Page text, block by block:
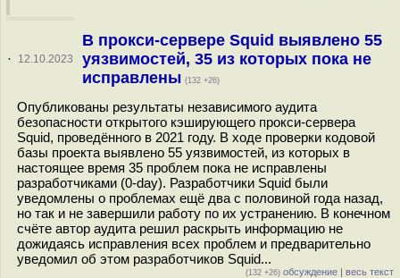
· 12.10.2023
В прокси-сервере Squid выявлено 55
уязвимостей, 35 из которых пока не
исправлены (132 +26)
Опубликованы результаты независимого аудита
безопасности открытого кэширующего прокси-сервера
Squid, проведённого в 2021 году. В ходе проверки кодовой
базы проекта выявлено 55 уязвимостей, из которых в
настоящее время 35 проблем пока не исправлены
разработчиками (0-day). Разработчики Squid были
уведомлены о проблемах ещё два с половиной года назад,
но так и не завершили работу по их устранению. В конечном
счёте автор аудита решил раскрыть информацию не
дожидаясь исправления всех проблем и предварительно
уведомил об этом разработчиков Squid...
(132 +26) обсуждение | весь текст